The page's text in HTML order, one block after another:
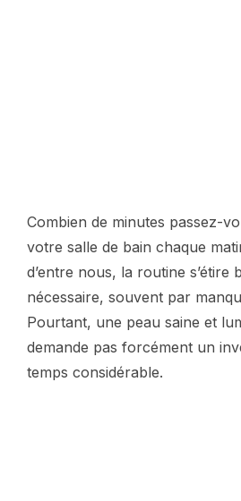
Combien de minutes passez-
votre salle de bain chaque
d’entre nous, la routine s’étire
nécessaire, souvent par
Pourtant, une peau saine et
demande pas forcément un
temps considérable.